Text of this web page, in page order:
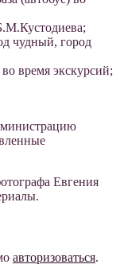
чудный, город
время экскурсий;
Евгения
авторизоваться.